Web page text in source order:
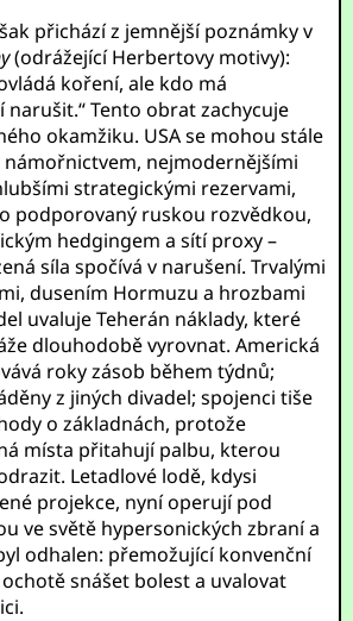
přichází z jemnější poznámky v
(odrážející Herbertovy motivy):
koření, ale kdo má
Tento obrat zachycuje
okamžiku. USA se mohou stále
nejmodernějšími
strategickými rezervami,
podporovaný ruskou rozvědkou,
hedgingem a sítí proxy –
síla spočívá v narušení. Trvalými
dusením Hormuzu a hrozbami
uvaluje Teherán náklady, které
dlouhodobě vyrovnat. Americká
roky zásob během týdnů;
z jiných divadel; spojenci tiše
o základnách, protože
místa přitahují palbu, kterou
Letadlové lodě, kdysi
projekce, nyní operují pod
ve světě hypersonických zbraní a
odhalen: přemožující konvenční
snášet bolest a uvalovat